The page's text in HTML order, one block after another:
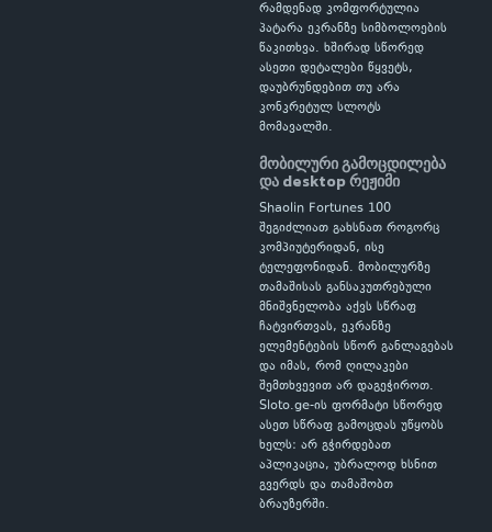
რამდენად კომფორტულია
პატარა ეკრანზე სიმბოლოების
წაკითხვა. ხშირად სწორედ
ასეთი დეტალები წყვეტს,
დაუბრუნდებით თუ არა
კონკრეტულ სლოტს
მომავალში.
მობილური გამოცდილება
და desktop რეჟიმი
Shaolin Fortunes 100
შეგიძლიათ გახსნათ როგორც
კომპიუტერიდან, ისე
ტელეფონიდან. მობილურზე
თამაშისას განსაკუთრებული
მნიშვნელობა აქვს სწრაფ
ჩატვირთვას, ეკრანზე
ელემენტების სწორ განლაგებას
და იმას, რომ ღილაკები
შემთხვევით არ დაგეჭიროთ.
Sloto.ge-ის ფორმატი სწორედ
ასეთ სწრაფ გამოცდას უწყობს
ხელს: არ გჭირდებათ
აპლიკაცია, უბრალოდ ხსნით
გვერდს და თამაშობთ
ბრაუზერში.